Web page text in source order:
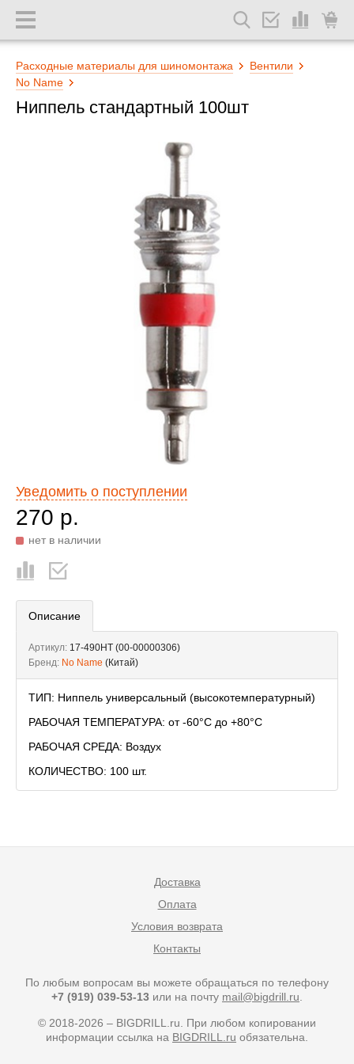
Расходные материалы для шиномонтажа
Вентили
No Name
Ниппель стандартный 100шт
Уведомить о поступлении
270 р.
нет в наличии
Описание
Артикул: 17-490HT (00-00000306)
Бренд: No Name (Китай)
ТИП: Ниппель универсальный (высокотемпературный)
РАБОЧАЯ ТЕМПЕРАТУРА: от -60°C до +80°C
РАБОЧАЯ СРЕДА: Воздух
КОЛИЧЕСТВО: 100 шт.
Доставка
Оплата
Условия возврата
Контакты
По любым вопросам вы можете обращаться по телефону
+7 (919) 039-53-13 или на почту mail@bigdrill.ru
© 2018-2026 – BIGDRILL.ru. При любом копировании
информации ссылка на BIGDRILL.ru обязательна.